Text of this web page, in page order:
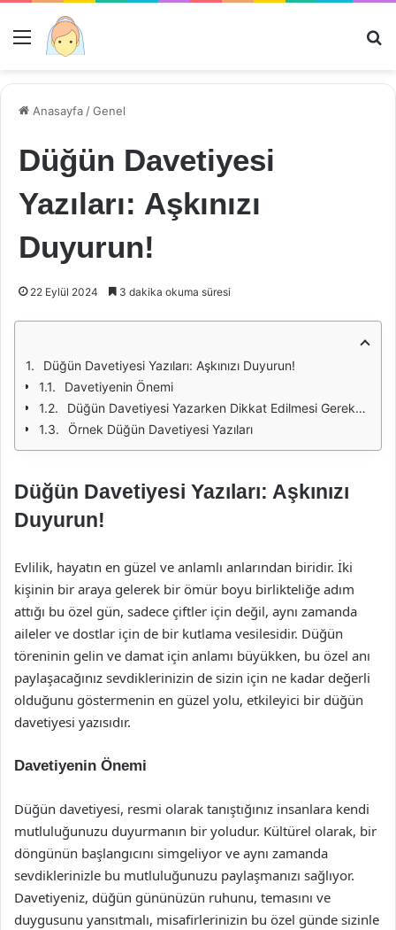
Menü
Anasayfa /Genel
Düğün Davetiyesi
Yazıları: Aşkınızı
Duyurun!
22 Eylül 2024 3 dakika okuma süresi
Düğün Davetiyesi Yazıları: Aşkınızı Duyurun!
Davetiyenin Önemi
Düğün Davetiyesi Yazarken Dikkat Edilmesi Gerekenler
Örnek Düğün Davetiyesi Yazıları
Düğün Davetiyesi Yazıları: Aşkınızı
Duyurun!
Evlilik, hayatın en güzel ve anlamlı anlarından biridir. İki
kişinin bir araya gelerek bir ömür boyu birlikteliğe adım
attığı bu özel gün, sadece çiftler için değil, aynı zamanda
aileler ve dostlar için de bir kutlama vesilesidir. Düğün
töreninin gelin ve damat için anlamı büyükken, bu özel anı
paylaşacağınız sevdiklerinizin de sizin için ne kadar değerli
olduğunu göstermenin en güzel yolu, etkileyici bir düğün
davetiyesi yazısıdır.
Davetiyenin Önemi
Düğün davetiyesi, resmi olarak tanıştığınız insanlara kendi
mutluluğunuzu duyurmanın bir yoludur. Kültürel olarak, bir
döngünün başlangıcını simgeliyor ve aynı zamanda
sevdiklerinizle bu mutluluğunuzu paylaşmanızı sağlıyor.
Davetiyeniz, düğün gününüzün ruhunu, temasını ve
duygusunu yansıtmalı, misafirlerinizin bu özel günde sizinle